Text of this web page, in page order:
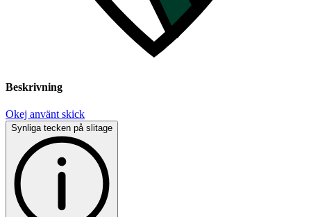
Beskrivning
Okej använt skick
Synliga tecken på slitage